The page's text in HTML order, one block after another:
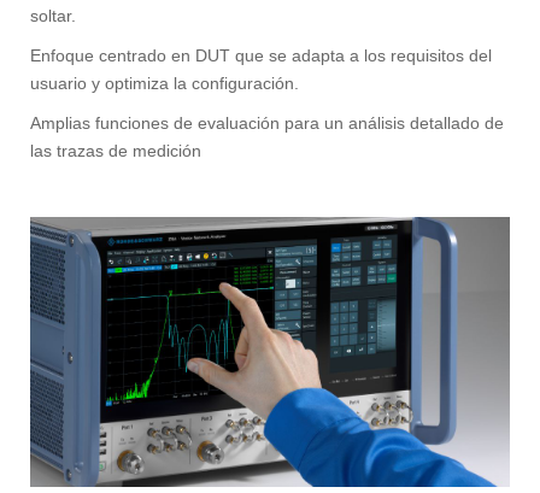
soltar.
Enfoque centrado en DUT que se adapta a los requisitos del
usuario y optimiza la configuración.
Amplias funciones de evaluación para un análisis detallado de
las trazas de medición